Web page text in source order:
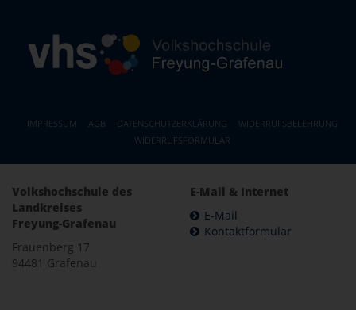
IMPRESSUM AGB DATENSCHUTZERKLÄRUNG
WIDERRUFSBELEHRUNG
WIDERRUFSFORMULAR
Volkshochschule des
Landkreises
Freyung-Grafenau
Frauenberg 17
94481 Grafenau
E-Mail & Internet
E-Mail
Kontaktformular